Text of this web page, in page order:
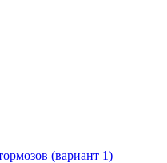
(вариант 1)